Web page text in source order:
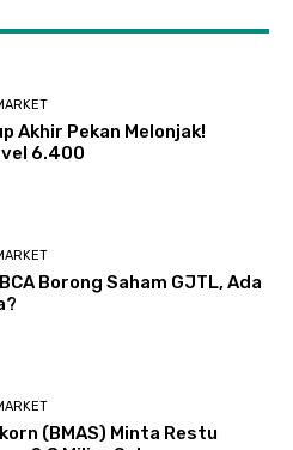
Akhir Pekan Melonjak!
6.400
Borong Saham GJTL, Ada
(BMAS) Minta Restu